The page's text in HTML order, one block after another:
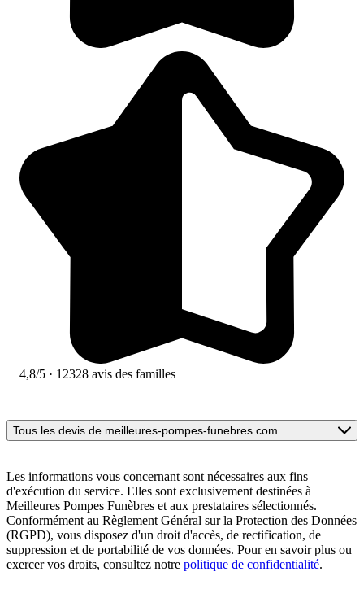
4,8/5 · 12328 avis des familles
Tous les devis de meilleures-pompes-funebres.com
Les informations vous concernant sont nécessaires aux fins
d'exécution du service. Elles sont exclusivement destinées à
Meilleures Pompes Funèbres et aux prestataires sélectionnés.
Conformément au Règlement Général sur la Protection des Données
(RGPD), vous disposez d'un droit d'accès, de rectification, de
suppression et de portabilité de vos données. Pour en savoir plus ou
exercer vos droits, consultez notre politique de confidentialité.